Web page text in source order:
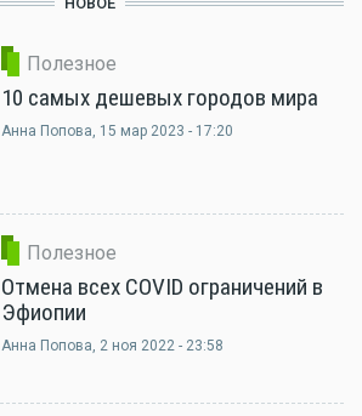
Полезное
10 самых дешевых городов мира
Анна Попова, 15 мар 2023 - 17:20
Полезное
Отмена всех COVID ограничений в
Эфиопии
Анна Попова, 2 ноя 2022 - 23:58